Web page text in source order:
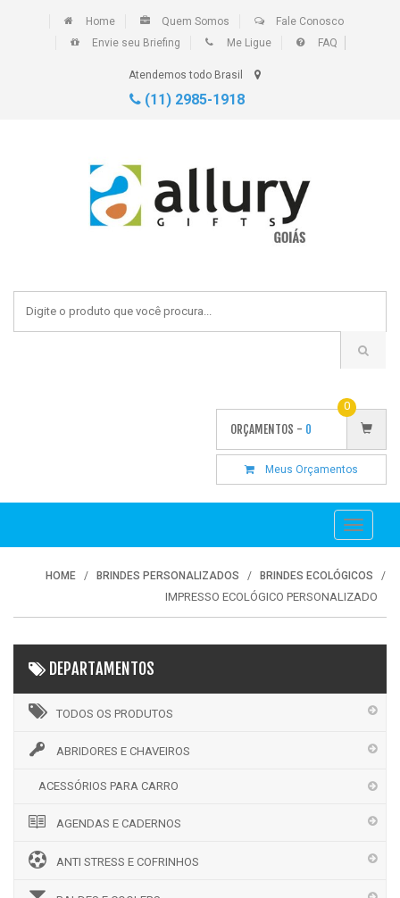
Home Quem Somos
Fale Conosco
Envie seu Briefing
Me Ligue FAQ
Atendemos todo Brasil
(11) 2985-1918
ORÇAMENTOS - 0
0
Meus Orçamentos
Toggle
HOME BRINDES PERSONALIZADOS BRINDES ECOLÓGICOS
IMPRESSO ECOLÓGICO PERSONALIZADO
DEPARTAMENTOS
TODOS OS PRODUTOS
ABRIDORES E CHAVEIROS
ACESSÓRIOS PARA CARRO
AGENDAS E CADERNOS
ANTI STRESS E COFRINHOS